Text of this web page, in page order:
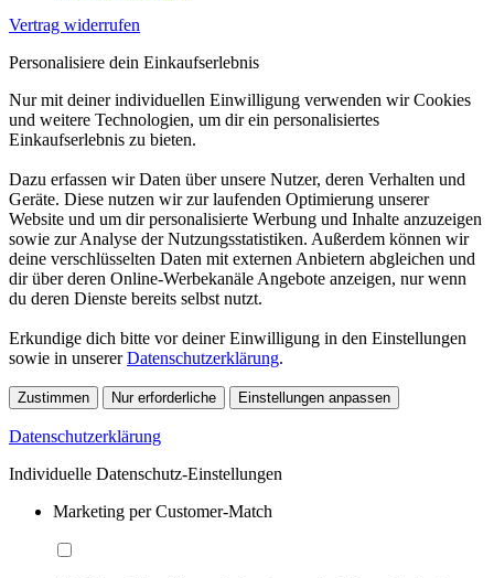
Vertrag widerrufen
Personalisiere dein Einkaufserlebnis
Nur mit deiner individuellen Einwilligung verwenden wir Cookies
und weitere Technologien, um dir ein personalisiertes
Einkaufserlebnis zu bieten.
Dazu erfassen wir Daten über unsere Nutzer, deren Verhalten und
Geräte. Diese nutzen wir zur laufenden Optimierung unserer
Website und um dir personalisierte Werbung und Inhalte anzuzeigen
sowie zur Analyse der Nutzungsstatistiken. Außerdem können wir
deine verschlüsselten Daten mit externen Anbietern abgleichen und
dir über deren Online-Werbekanäle Angebote anzeigen, nur wenn
du deren Dienste bereits selbst nutzt.
Erkundige dich bitte vor deiner Einwilligung in den Einstellungen
sowie in unsererDatenschutzerklärung.
Zustimmen Nur erforderliche Einstellungen anpassen
Datenschutzerklärung
Individuelle Datenschutz-Einstellungen
Marketing per Customer-Match